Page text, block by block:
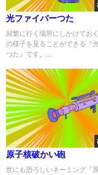
光ファイバーつた
頻繁に行く場所にしかけてお
の様子を見ることができる『
つた』です。...
原子核破かい砲
世にも恐ろしいネーミング『